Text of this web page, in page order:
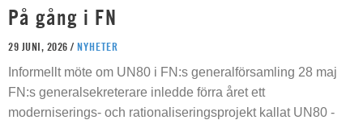
På gång i FN
29 JUNI, 2026 / NYHETER
Informellt möte om UN80 i FN:s generalförsamling 28 maj
FN:s generalsekreterare inledde förra året ett
moderniserings- och rationaliseringsprojekt kallat UN80 -